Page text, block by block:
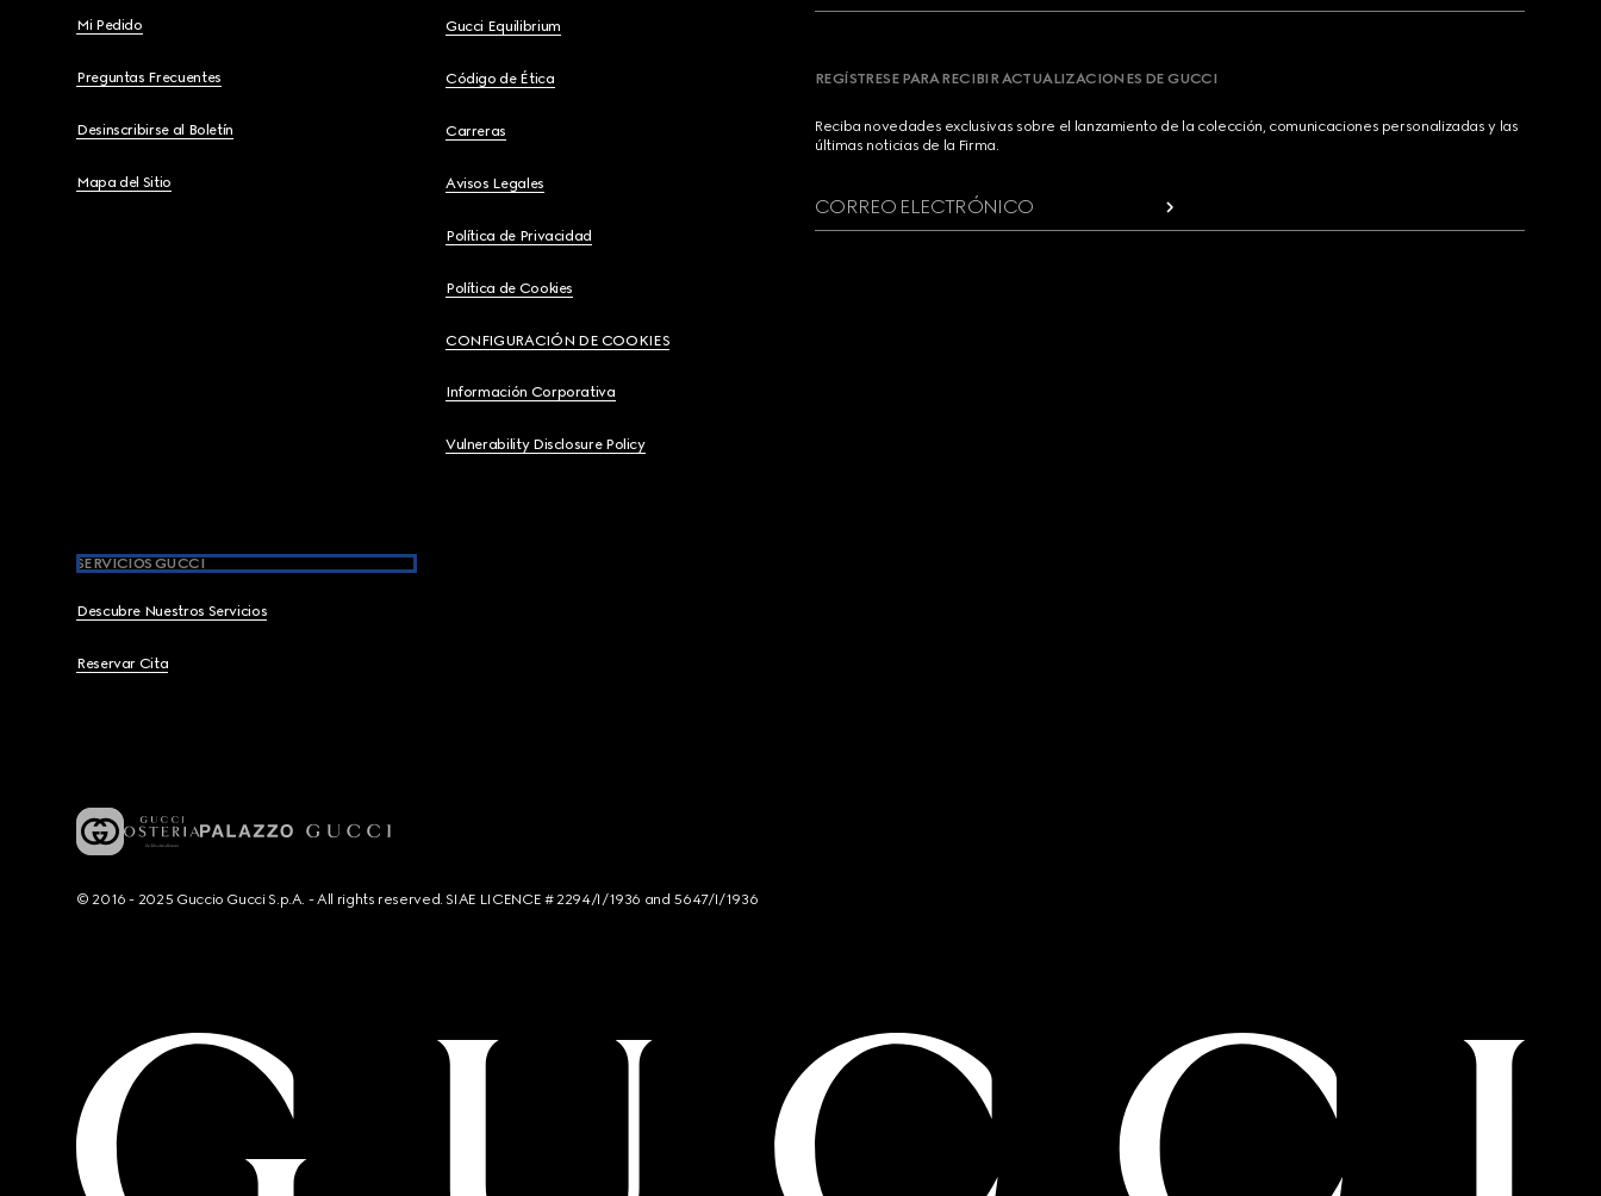
Mi Pedido
Preguntas Frecuentes
Desinscribirse al Boletín
Mapa del Sitio
Gucci Equilibrium
Código de Ética
Carreras
Avisos Legales
Política de Privacidad
Política de Cookies
CONFIGURACIÓN DE COOKIES
Información Corporativa
Vulnerability Disclosure Policy
SERVICIOS GUCCI
Descubre Nuestros Servicios
Reservar Cita
REGÍSTRESE PARA RECIBIR ACTUALIZACIONES DE GUCCI
Reciba novedades exclusivas sobre el lanzamiento de la colección, comunicaciones personalizadas y las
últimas noticias de la Firma.
CORREO ELECTRÓNICO
© 2016 - 2025 Guccio Gucci S.p.A. - All rights reserved. SIAE LICENCE # 2294/I/1936 and 5647/I/1936